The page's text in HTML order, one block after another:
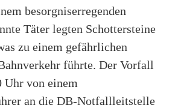
besorgniserregenden
Täter legten Schottersteine
zu einem gefährlichen
führte. Der Vorfall
Uhr von einem
an die DB-Notfallleitstelle